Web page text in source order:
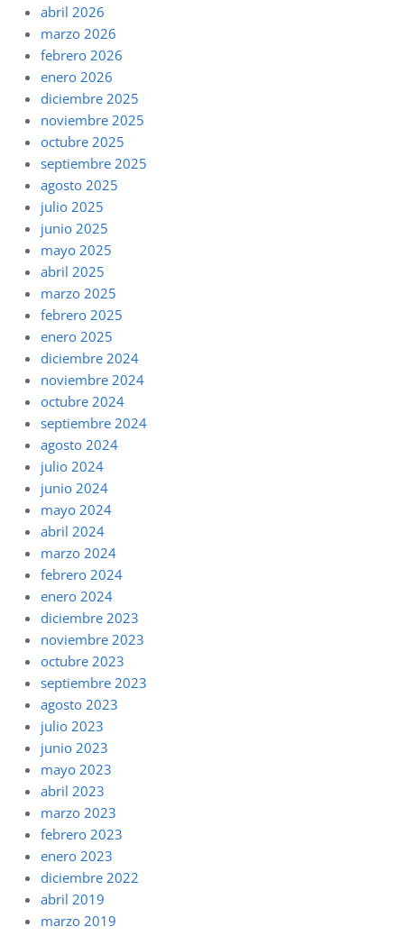
abril 2026
marzo 2026
febrero 2026
enero 2026
diciembre 2025
noviembre 2025
octubre 2025
septiembre 2025
agosto 2025
julio 2025
junio 2025
mayo 2025
abril 2025
marzo 2025
febrero 2025
enero 2025
diciembre 2024
noviembre 2024
octubre 2024
septiembre 2024
agosto 2024
julio 2024
junio 2024
mayo 2024
abril 2024
marzo 2024
febrero 2024
enero 2024
diciembre 2023
noviembre 2023
octubre 2023
septiembre 2023
agosto 2023
julio 2023
junio 2023
mayo 2023
abril 2023
marzo 2023
febrero 2023
enero 2023
diciembre 2022
abril 2019
marzo 2019